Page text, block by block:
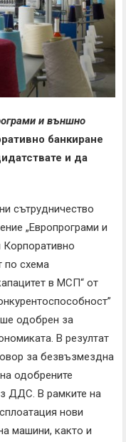
и външно
банкиране
и да
сътрудничество
„Европрограми и
по схема
в МСП“ от
одобрен за
В резултат
за безвъзмездна
одобрените
ДДС. В рамките на
нови
машини, както и